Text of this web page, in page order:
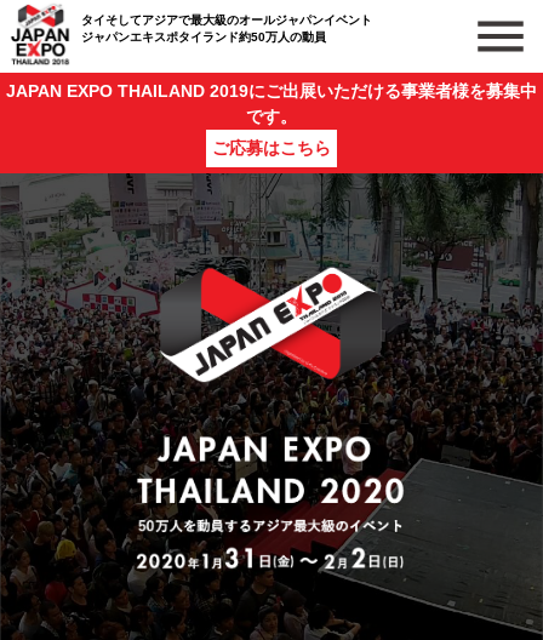
タイそしてアジアで最大級のオールジャパンイベント
ジャパンエキスポタイランド約50万人の動員
JAPAN EXPO THAILAND 2019にご出展いただける事業者様を募集中
です。
ご応募はこちら